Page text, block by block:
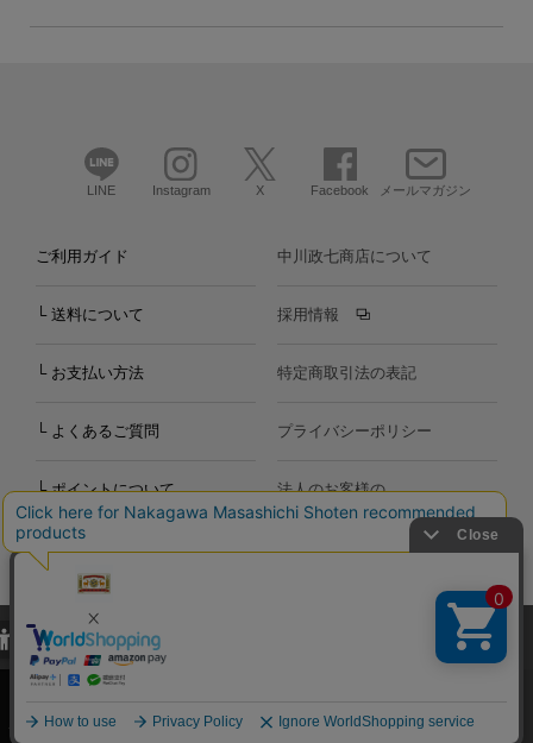
LINE Instagram X Facebook メールマガジン
ご利用ガイド
└ 送料について
└ お支払い方法
└ よくあるご質問
└ ポイントについて
お問い合わせ
中川政七商店について
採用情報
特定商取引法の表記
プライバシーポリシー
法人のお客様の
お問い合わせ
Copyright©2000-2026
Nakagawa Masashichi Shoten All Rights Reserved.
当サイトでは、当サイト内における閲覧履歴・属性情報などの取得およ
び利便性向上のためにクッキー（Cookie）を使用いたします。詳細に
関しては「プライバシーポリシー
承諾する